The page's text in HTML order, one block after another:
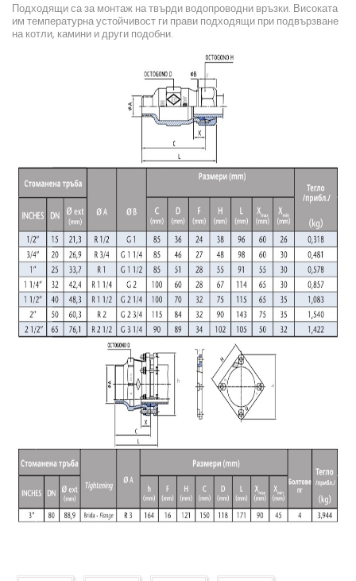
Подходящи са за монтаж на твърди водопроводни връзки. Високата
им температурна устойчивост ги прави подходящи при подвързване
на котли, камини и други подобни.